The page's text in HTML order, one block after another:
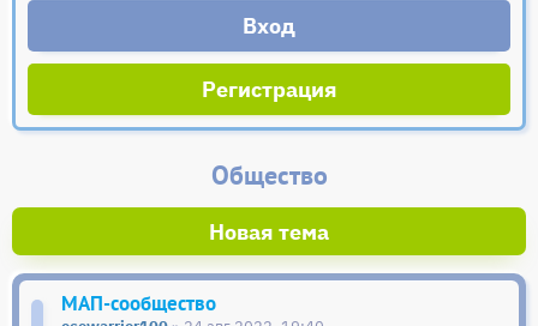
Регистрация
Общество
Новая тема
МАП-сообщество